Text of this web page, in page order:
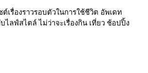
เรื่องราวรอบตัวในการใช้ชีวิต อัพเดท
ไลฟ์สไตล์ ไม่ว่าจะเรื่องกิน เที่ยว ช้อปปิ้ง